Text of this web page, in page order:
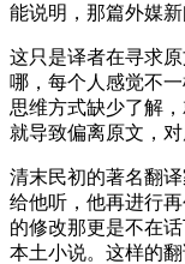
能说明，那篇外媒
这只是译者在寻求
哪，每个人感觉不
思维方式缺少了解
就导致偏离原文，对
清末民初的著名翻
给他听，他再进行
的修改那更是不在
本土小说。这样的